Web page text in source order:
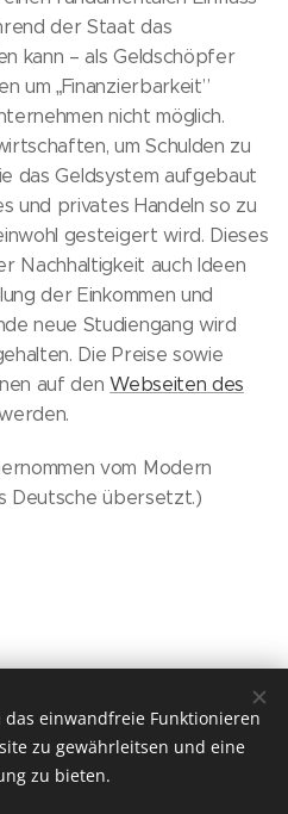
der Staat das
kann – als Geldschöpfer
um „Finanzierbarkeit”
nicht möglich.
um Schulden zu
das Geldsystem aufgebaut
und privates Handeln so zu
gesteigert wird. Dieses
Nachhaltigkeit auch Ideen
der Einkommen und
neue Studiengang wird
Die Preise sowie
auf denWebseiten des
vom Modern
Deutsche übersetzt.)
Straße 48, 10823 Berlin
Webnode Cookies
einwandfreie Funktionieren
zu gewährleitsen und eine
zu bieten.